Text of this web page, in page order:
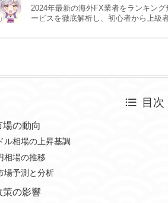
2024年最新の海外FX業者をランキン
ービスを徹底解析し、初心者から上級
目次
場の動向
ル相場の上昇基調
相場の推移
場予測と分析
策の影響